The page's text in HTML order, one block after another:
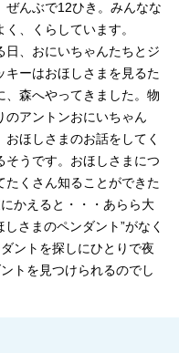
ぜんぶで12ひき。みんなな
く、くらしています。
日、おにいちゃんたちとジ
キーはおほしさまを見るた
、森へやってきました。物
のアントンおにいちゃん
おほしさまのお話をしてく
そうです。おほしさまにつ
たくさん知ることができた
かえると・・・あらら大
さまのペンダント”がなく
ントを探しにひとりで夜
トを見つけられるのでし